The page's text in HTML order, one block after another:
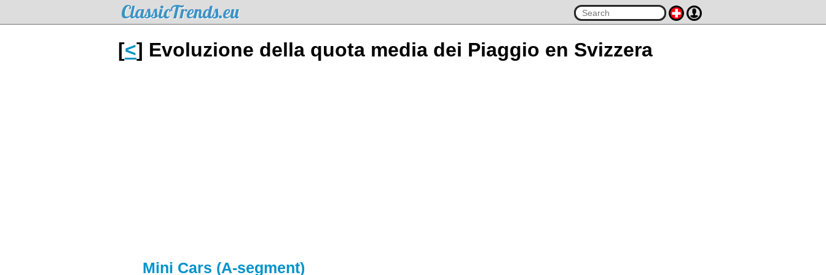
ClassicTrends.eu
[<] Evoluzione della quota media dei Piaggio en Svizzera
Mini Cars (A-segment)